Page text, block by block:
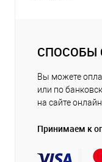
СПОСОБЫ
Вы можете
или по
на сайте онлайн.
Принимаем к